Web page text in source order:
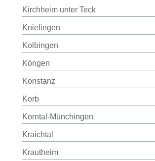
Kirchheim unter Teck
Knielingen
Kolbingen
Köngen
Konstanz
Korb
Korntal-Münchingen
Kraichtal
Krautheim